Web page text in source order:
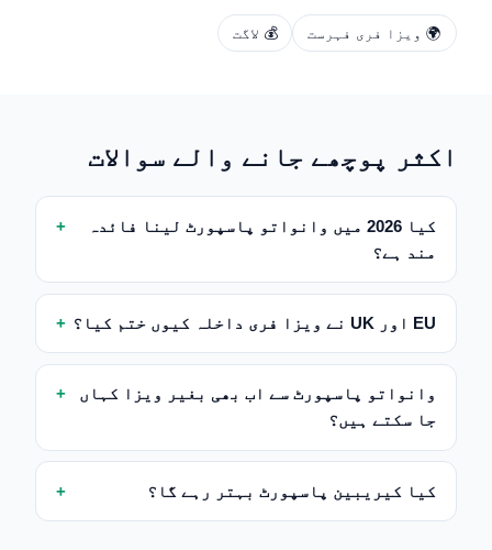
🌍 ویزا فری فہرست 💰 لاگت
اکثر پوچھے جانے والے سوالات
کیا 2026 میں وانواتو پاسپورٹ لینا فائدہ
مند ہے؟
EU اور UK نے ویزا فری داخلہ کیوں ختم کیا؟
وانواتو پاسپورٹ سے اب بھی بغیر ویزا کہاں
جا سکتے ہیں؟
کیا کیریبین پاسپورٹ بہتر رہے گا؟